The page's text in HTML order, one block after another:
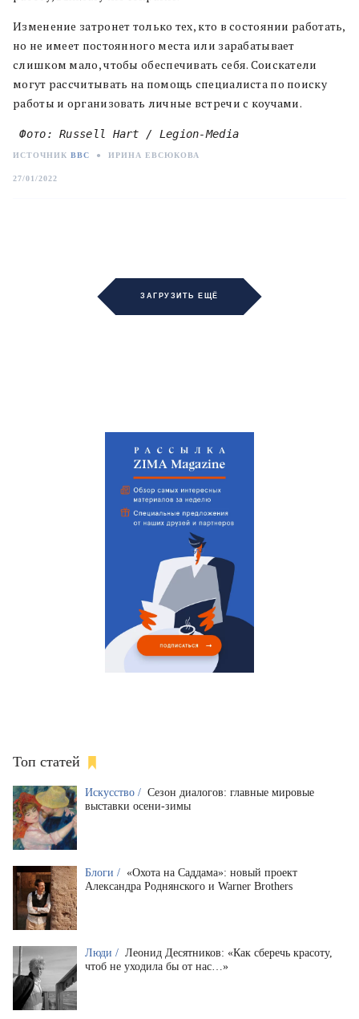
Изменение затронет только тех, кто в состоянии работать,
но не имеет постоянного места или зарабатывает
слишком мало, чтобы обеспечивать себя. Соискатели
могут рассчитывать на помощь специалиста по поиску
работы и организовать личные встречи с коучами.
Фото: Russell Hart / Legion-Media
ИСТОЧНИК BBC ● ИРИНА ЕВСЮКОВА
27/01/2022
ЗАГРУЗИТЬ ЕЩЁ
Топ статей
Искусство / Сезон диалогов: главные мировые
выставки осени-зимы
Блоги / «Охота на Саддама»: новый проект
Александра Роднянского и Warner Brothers
Люди / Леонид Десятников: «Как сберечь красоту,
чтоб не уходила бы от нас…»